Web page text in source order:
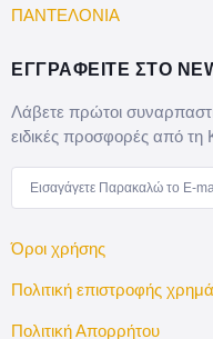
ΠΑΝΤΕΛΟΝΙΑ
ΕΓΓΡΑΦΕΙΤΕ ΣΤΟ
Λάβετε πρώτοι
ειδικές προσφορές από τη
Όροι χρήσης
Πολιτική επιστροφής
Πολιτική Απορρήτου